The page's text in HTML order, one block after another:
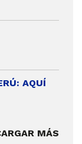
AQUÍ
MÁS